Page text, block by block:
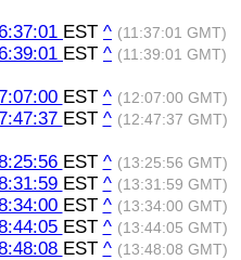
EST ^ (11:37:01 GMT)
EST ^ (11:39:01 GMT)
EST ^ (12:07:00 GMT)
EST ^ (12:47:37 GMT)
EST ^ (13:25:56 GMT)
EST ^ (13:31:59 GMT)
EST ^ (13:34:00 GMT)
EST ^ (13:44:05 GMT)
EST ^ (13:48:08 GMT)